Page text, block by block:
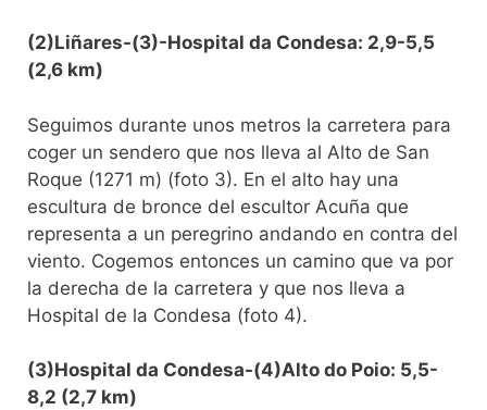
(2)Liñares-(3)-Hospital da Condesa: 2,9-5,5
(2,6 km)
Seguimos durante unos metros la carretera para
coger un sendero que nos lleva al Alto de San
Roque (1271 m) (foto 3). En el alto hay una
escultura de bronce del escultor Acuña que
representa a un peregrino andando en contra del
viento. Cogemos entonces un camino que va por
la derecha de la carretera y que nos lleva a
Hospital de la Condesa (foto 4).
(3)Hospital da Condesa-(4)Alto do Poio: 5,5-
8,2 (2,7 km)